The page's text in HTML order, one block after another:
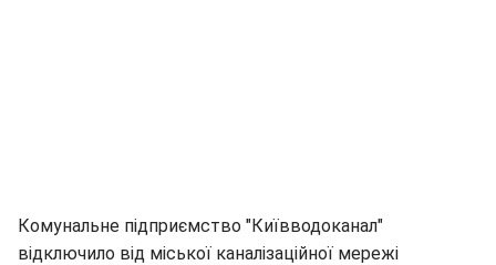
Комунальне підприємство "Київводоканал"
відключило від міської каналізаційної мережі